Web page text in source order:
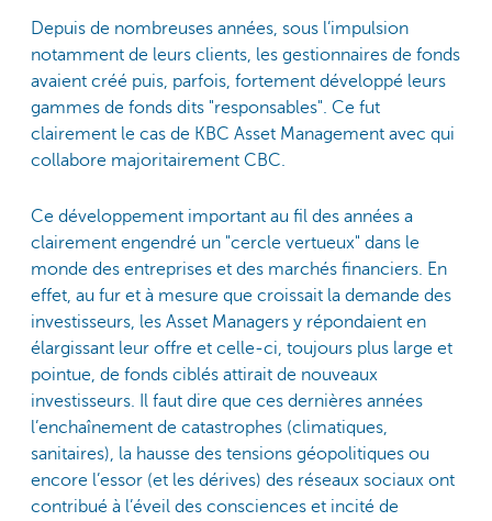
Depuis de nombreuses années, sous l’impulsion
notamment de leurs clients, les gestionnaires de fonds
avaient créé puis, parfois, fortement développé leurs
gammes de fonds dits "responsables". Ce fut
clairement le cas de KBC Asset Management avec qui
collabore majoritairement CBC.
Ce développement important au fil des années a
clairement engendré un "cercle vertueux" dans le
monde des entreprises et des marchés financiers. En
effet, au fur et à mesure que croissait la demande des
investisseurs, les Asset Managers y répondaient en
élargissant leur offre et celle-ci, toujours plus large et
pointue, de fonds ciblés attirait de nouveaux
investisseurs. Il faut dire que ces dernières années
l’enchaînement de catastrophes (climatiques,
sanitaires), la hausse des tensions géopolitiques ou
encore l’essor (et les dérives) des réseaux sociaux ont
contribué à l’éveil des consciences et incité de